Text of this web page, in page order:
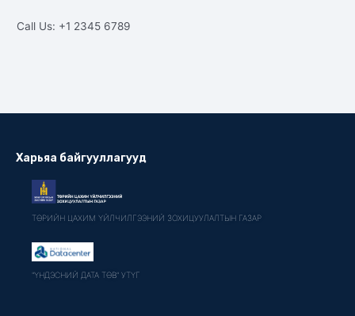
Call Us: +1 2345 6789
Харьяа байгууллагууд
ТӨРИЙН ЦАХИМ ҮЙЛЧИЛГЭЭНИЙ ЗОХИЦУУЛАЛТЫН ГАЗАР
"ҮНДЭСНИЙ ДАТА ТӨВ" УТҮГ